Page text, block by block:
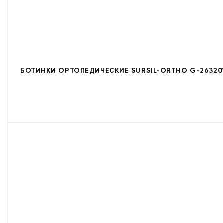
БОТИНКИ ОРТОПЕДИЧЕСКИЕ SURSIL-ORTHO G-